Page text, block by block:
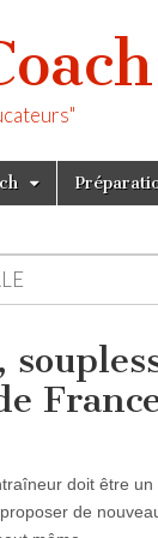
doit être
de